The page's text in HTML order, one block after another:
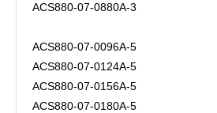
ACS880-07-0880A-3
ACS880-07-0096A-5
ACS880-07-0124A-5
ACS880-07-0156A-5
ACS880-07-0180A-5